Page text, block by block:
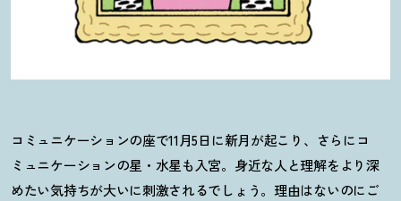
コミュニケーションの座で11月5日に新月が起こり、さらにコ
ミュニケーションの星・水星も入宮。身近な人と理解をより深
めたい気持ちが大いに刺激されるでしょう。理由はないのにご